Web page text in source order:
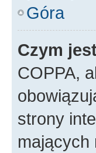
Góra
Czym
COPPA,
strony
mających